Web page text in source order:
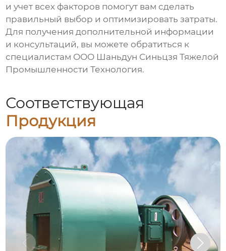
и учет всех факторов помогут вам сделать
правильный выбор и оптимизировать затраты.
Для получения дополнительной информации
и консультаций, вы можете обратиться к
специалистам ООО Шаньдун Синьцзя Тяжелой
Промышленности Технология.
Соответствующая
Продукция